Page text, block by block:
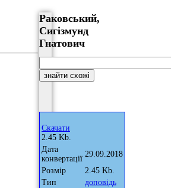
Раковський,
Сигізмунд
Гнатович
Скачати
2.45 Kb.
Дата
конвертації
29.09.2018
Розмір
2.45 Kb.
Тип
доповідь